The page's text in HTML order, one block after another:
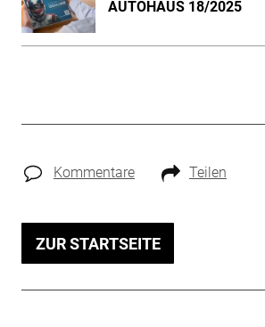
AUTOHAUS 18/2025
Kommentare Teilen
ZUR STARTSEITE